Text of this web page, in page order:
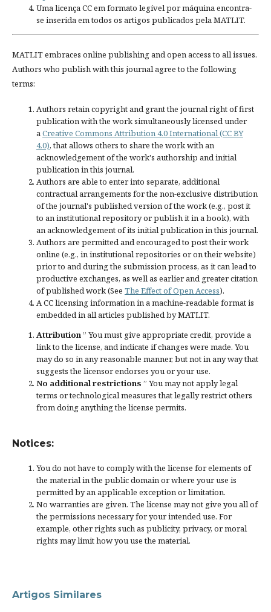
Uma licença CC em formato legível por máquina encontra-
se inserida em todos os artigos publicados pela MATLIT.
MATLIT embraces online publishing and open access to all issues.
Authors who publish with this journal agree to the following
terms:
Authors retain copyright and grant the journal right of first
publication with the work simultaneously licensed under
aCreative Commons Attribution 4.0 International (CC BY
4.0), that allows others to share the work with an
acknowledgement of the work's authorship and initial
publication in this journal.
Authors are able to enter into separate, additional
contractual arrangements for the non-exclusive distribution
of the journal's published version of the work (e.g., post it
to an institutional repository or publish it in a book), with
an acknowledgement of its initial publication in this journal.
Authors are permitted and encouraged to post their work
online (e.g., in institutional repositories or on their website)
prior to and during the submission process, as it can lead to
productive exchanges, as well as earlier and greater citation
of published work (See The Effect of Open Access).
A CC licensing information in a machine-readable format is
embedded in all articles published by MATLIT.
Attribution” You must give appropriate credit, provide a
link to the license, andindicate if changes were made. You
may do so in any reasonable manner, but not in any way that
suggests the licensor endorses you or your use.
No additional restrictions ” You may not apply legal
terms ortechnological measuresthat legally restrict others
from doing anything the license permits.
Notices:
You do not have to comply with the license for elements of
the material in the public domain or where your use is
permitted by an applicable exception or limitation.
No warranties are given. The license may not give you all of
the permissions necessary for your intended use. For
example, other rights such as publicity, privacy, or moral
rights may limit how you use the material.
Artigos Similares